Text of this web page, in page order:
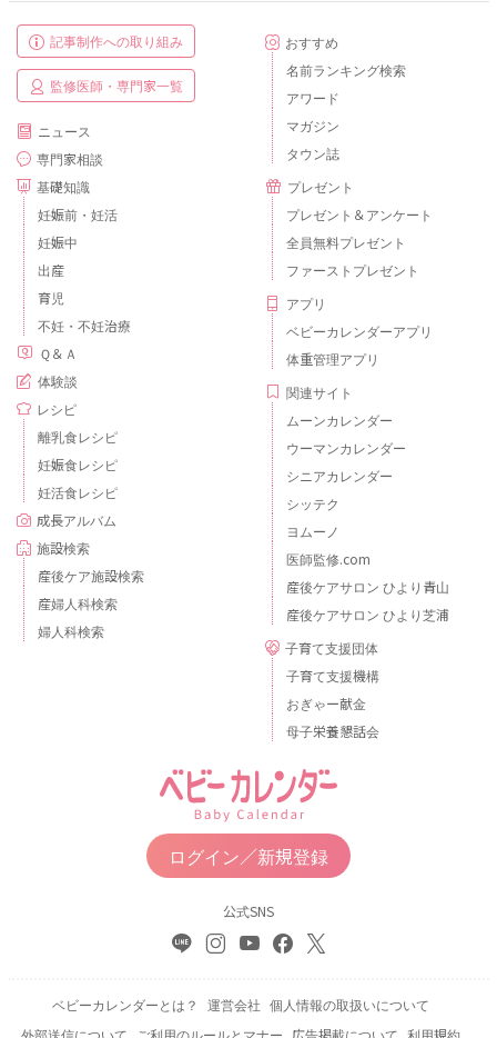
記事制作への取り組み
監修医師・専門家一覧
ニュース
専門家相談
基礎知識
妊娠前・妊活
妊娠中
出産
育児
不妊・不妊治療
Ｑ＆Ａ
体験談
レシピ
離乳食レシピ
妊娠食レシピ
妊活食レシピ
成長アルバム
施設検索
産後ケア施設検索
産婦人科検索
婦人科検索
おすすめ
名前ランキング検索
アワード
マガジン
タウン誌
プレゼント
プレゼント＆アンケート
全員無料プレゼント
ファーストプレゼント
アプリ
ベビーカレンダーアプリ
体重管理アプリ
関連サイト
ムーンカレンダー
ウーマンカレンダー
シニアカレンダー
シッテク
ヨムーノ
医師監修.com
産後ケアサロン ひより青山
産後ケアサロン ひより芝浦
子育て支援団体
子育て支援機構
おぎゃー献金
母子栄養懇話会
ログイン／新規登録
公式SNS
ベビーカレンダーとは？ 運営会社 個人情報の取扱いについて